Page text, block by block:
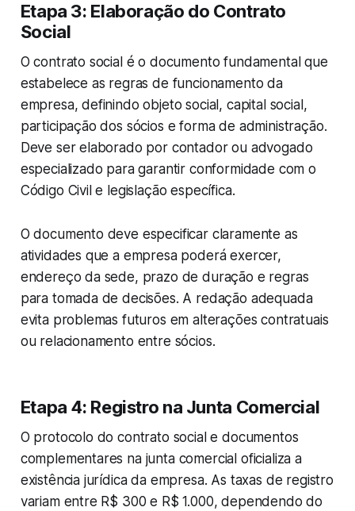
Etapa 3: Elaboração do Contrato
Social
O contrato social é o documento fundamental que
estabelece as regras de funcionamento da
empresa, definindo objeto social, capital social,
participação dos sócios e forma de administração.
Deve ser elaborado por contador ou advogado
especializado para garantir conformidade com o
Código Civil e legislação específica.
O documento deve especificar claramente as
atividades que a empresa poderá exercer,
endereço da sede, prazo de duração e regras
para tomada de decisões. A redação adequada
evita problemas futuros em alterações contratuais
ou relacionamento entre sócios.
Etapa 4: Registro na Junta Comercial
O protocolo do contrato social e documentos
complementares na junta comercial oficializa a
existência jurídica da empresa. As taxas de registro
variam entre R$ 300 e R$ 1.000, dependendo do